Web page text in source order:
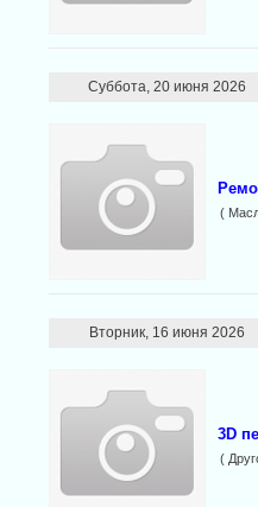
Суббота, 20 июня 2026
(
Вторник, 16 июня 2026
3D
(